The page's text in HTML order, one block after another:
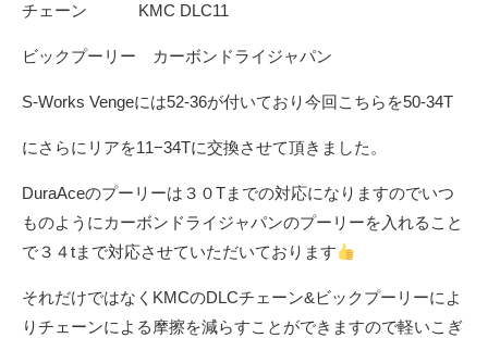
チェーン KMC DLC11
ビックプーリー カーボンドライジャパン
S-Works Vengeには52-36が付いており今回こちらを50-34T
にさらにリアを11−34Tに交換させて頂きました。
DuraAceのプーリーは３０Tまでの対応になりますのでいつ
ものようにカーボンドライジャパンのプーリーを入れること
で３４tまで対応させていただいております
それだけではなくKMCのDLCチェーン&ビックプーリーによ
りチェーンによる摩擦を減らすことができますので軽いこぎ